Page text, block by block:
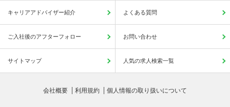
キャリアアドバイザー紹介 よくある質問
ご入社後のアフターフォロー お問い合わせ
サイトマップ 人気の求人検索一覧
会社概要 利用規約 個人情報の取り扱いについて